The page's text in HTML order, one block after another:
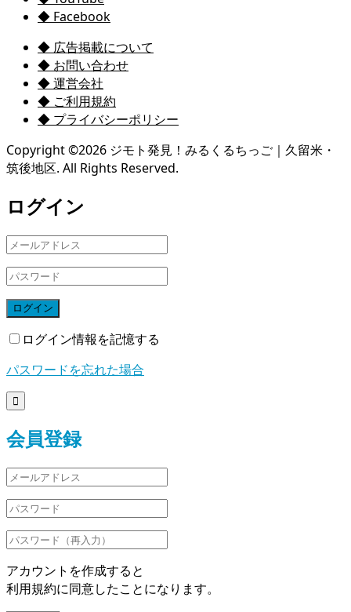
◆ Facebook
◆ 広告掲載について
◆ お問い合わせ
◆ 運営会社
◆ ご利用規約
◆ プライバシーポリシー
Copyright ©2026 ジモト発見！みるくるちっご｜久留米・
筑後地区. All Rights Reserved.
ログイン
ログイン
ログイン情報を記憶する
パスワードを忘れた場合

会員登録
アカウントを作成すると
利用規約に同意したことになります。